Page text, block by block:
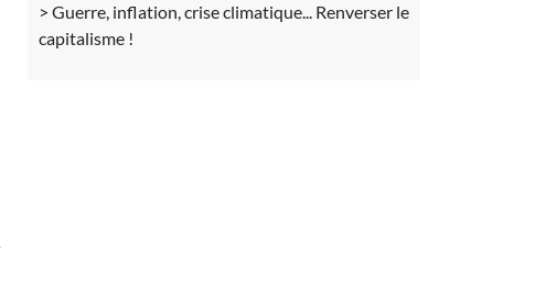
Guerre, inflation, crise climatique... Renverser le
capitalisme !